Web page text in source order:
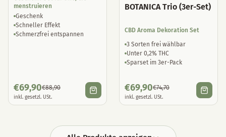
menstruieren
Geschenk
Schneller Effekt
Schmerzfrei entspannen
€69,90€88,90
inkl. gesetzl. USt.
BOTANICA Trio (3er-Set)
CBD Aroma Dekoration Set
3 Sorten frei wählbar
Unter 0,2% THC
Sparset im 3er-Pack
€69,90€74,70
inkl. gesetzl. USt.